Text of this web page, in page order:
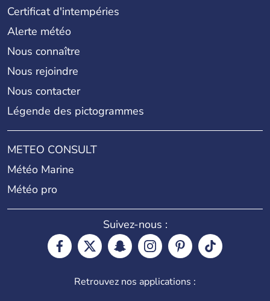
Certificat d'intempéries
Alerte météo
Nous connaître
Nous rejoindre
Nous contacter
Légende des pictogrammes
METEO CONSULT
Météo Marine
Météo pro
Suivez-nous :
Retrouvez nos applications :